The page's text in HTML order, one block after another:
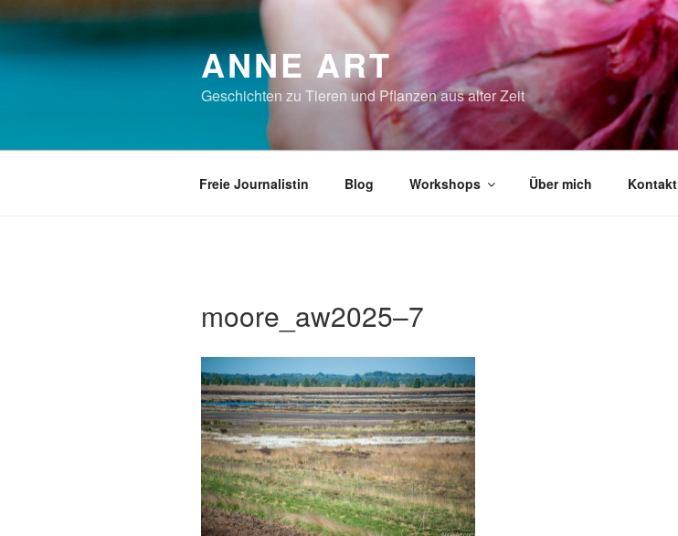
Zum
Inhalt
springen
ANNE ART
Geschichten zu Tieren und Pflanzen aus alter Zeit
Freie Journalistin Blog Workshops Über mich Kontakt
moore_aw2025–7